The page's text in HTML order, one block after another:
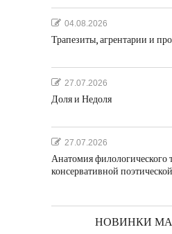
04.08.2026
Трапезиты, агрентарии и
27.07.2026
Доля и Недоля
27.07.2026
Анатомия филологического
консервативной
НОВИНКИ